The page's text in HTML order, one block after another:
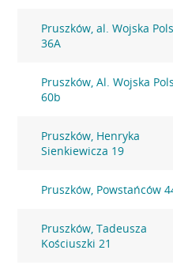
Pruszków, al. Wojska
36A
Pruszków, Al. Wojska
60b
Pruszków, Henryka
Sienkiewicza 19
Pruszków, Powstańców
Pruszków, Tadeusza
Kościuszki 21